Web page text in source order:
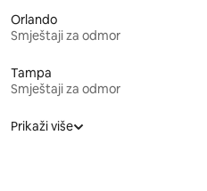
Orlando
Smještaji za odmor
Tampa
Smještaji za odmor
Prikaži više